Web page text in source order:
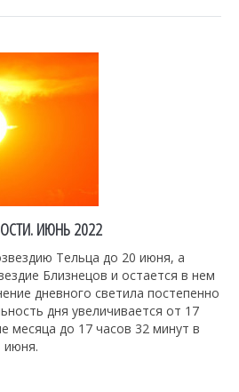
ИЮНЬ 2022
Тельца до 20 июня, а
Близнецов и остается в нем
дневного светила постепенно
дня увеличивается от 17
месяца до 17 часов 32 минут в
июня.